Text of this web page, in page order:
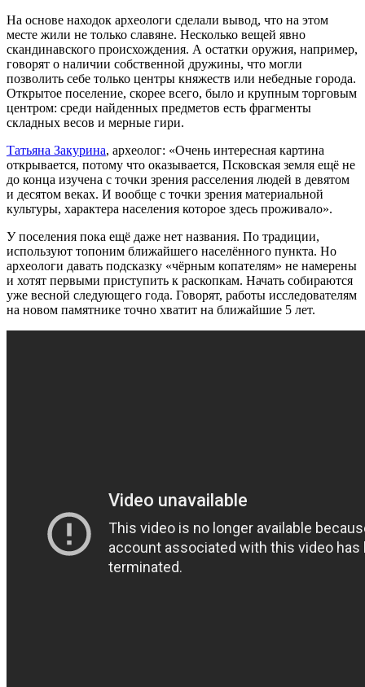
На основе находок археологи сделали вывод, что на этом
месте жили не только славяне. Несколько вещей явно
скандинавского происхождения. А остатки оружия, например,
говорят о наличии собственной дружины, что могли
позволить себе только центры княжеств или небедные города.
Открытое поселение, скорее всего, было и крупным торговым
центром: среди найденных предметов есть фрагменты
складных весов и мерные гири.
Татьяна Закурина, археолог: «Очень интересная картина
открывается, потому что оказывается, Псковская земля ещё не
до конца изучена с точки зрения расселения людей в девятом
и десятом веках. И вообще с точки зрения материальной
культуры, характера населения которое здесь проживало».
У поселения пока ещё даже нет названия. По традиции,
используют топоним ближайшего населённого пункта. Но
археологи давать подсказку «чёрным копателям» не намерены
и хотят первыми приступить к раскопкам. Начать собираются
уже весной следующего года. Говорят, работы исследователям
на новом памятнике точно хватит на ближайшие 5 лет.